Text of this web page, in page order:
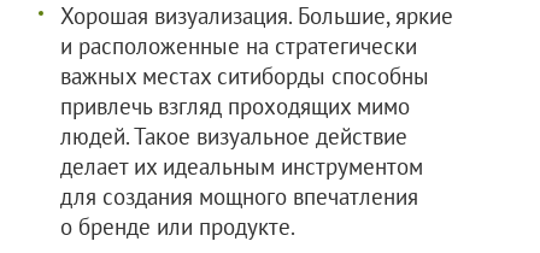
Хорошая визуализация. Большие, яркие
и расположенные на стратегически
важных местах ситиборды способны
привлечь взгляд проходящих мимо
людей. Такое визуальное действие
делает их идеальным инструментом
для создания мощного впечатления
о бренде или продукте.